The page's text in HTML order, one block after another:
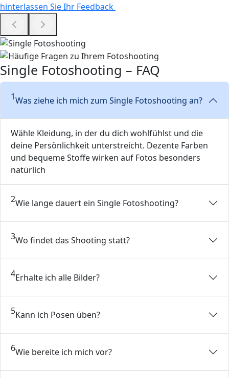
hinterlassen Sie Ihr Feedback
Single Fotoshooting – FAQ
1Was ziehe ich mich zum Single Fotoshooting an?
Wähle Kleidung, in der du dich wohlfühlst und die
deine Persönlichkeit unterstreicht. Dezente Farben
und bequeme Stoffe wirken auf Fotos besonders
natürlich
2Wie lange dauert ein Single Fotoshooting?
3Wo findet das Shooting statt?
4Erhalte ich alle Bilder?
5Kann ich Posen üben?
6Wie bereite ich mich vor?